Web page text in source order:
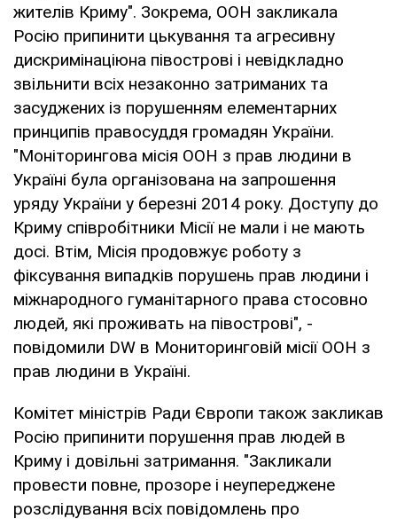
жителів Криму". Зокрема, ООН закликала
Росію припинити цькування та агресивну
дискримінаціюна півострові і невідкладно
звільнити всіх незаконно затриманих та
засуджених із порушенням елементарних
принципів правосуддя громадян України.
"Моніторингова місія ООН з прав людини в
Україні була організована на запрошення
уряду України у березні 2014 року. Доступу до
Криму співробітники Місії не мали і не мають
досі. Втім, Місія продовжує роботу з
фіксування випадків порушень прав людини і
міжнародного гуманітарного права стосовно
людей, які проживать на півострові", -
повідомили DW в Мониторинговій місії ООН з
прав людини в Україні.
Комітет міністрів Ради Європи також закликав
Росію припинити порушення прав людей в
Криму і довільні затримання. "Закликали
провести повне, прозоре і неупереджене
розслідування всіх повідомлень про